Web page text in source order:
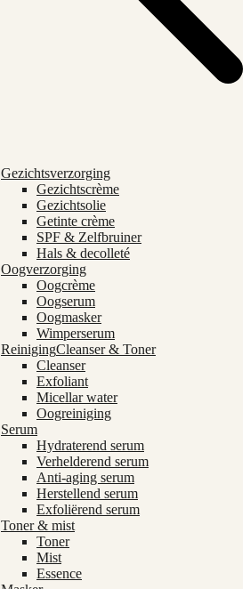
Gezichtsverzorging
Gezichtscrème
Gezichtsolie
Getinte crème
SPF & Zelfbruiner
Hals & decolleté
Oogverzorging
Oogcrème
Oogserum
Oogmasker
Wimperserum
ReinigingCleanser & Toner
Cleanser
Exfoliant
Micellar water
Oogreiniging
Serum
Hydraterend serum
Verhelderend serum
Anti-aging serum
Herstellend serum
Exfoliërend serum
Toner & mist
Toner
Mist
Essence